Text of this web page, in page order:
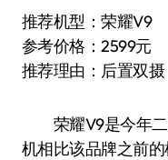
推荐机型：荣耀V9
参考价格：2599元
推荐理由：后置双摄
荣耀V9是今年二
机相比该品牌之前